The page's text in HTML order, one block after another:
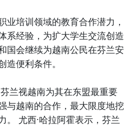
业培训领域的教育合作潜力，
系经验，为扩大学生交流创造
国会继续为越南公民在芬兰安
造便利条件。
兰视越南为其在东盟最重要
与越南的合作，最大限度地挖
。 尤西·哈拉阿霍表示，芬兰